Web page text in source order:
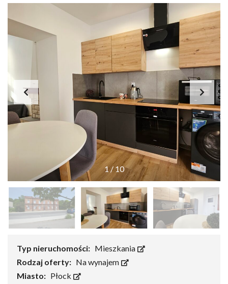
1/ 10
Typ nieruchomości: Mieszkania
Rodzaj oferty: Na wynajem
Miasto: Płock